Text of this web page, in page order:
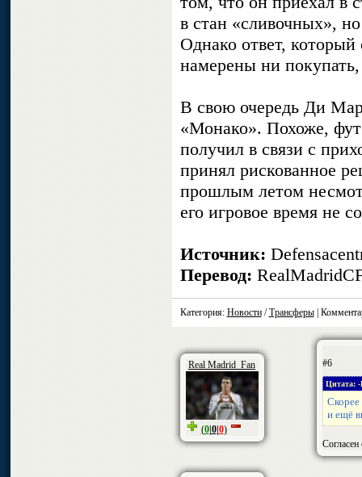
в стан «сливочных»,
Однако ответ,
намерены ни
В свою очередь Ди
«Монако». Похоже,
получил в связи с
принял рискованное
прошлым летом
его игровое время не
Источник:
Перевод:
Категория: Новости/Трансферы|
Real Madrid_Fan
(0|0|0)
#6
Цитата:
и ещё